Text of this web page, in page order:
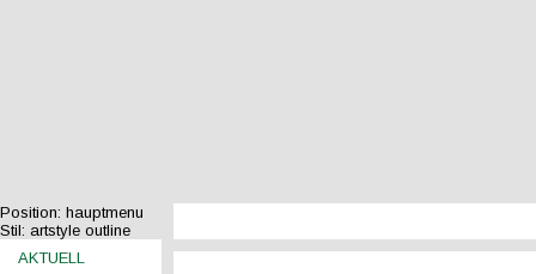
Position: hauptmenu
Stil: artstyle outline
AKTUELL